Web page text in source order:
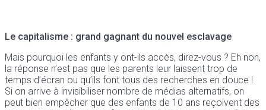
Le capitalisme : grand gagnant du nouvel esclavage
Mais pourquoi les enfants y ont-ils accès, direz-vous ? Eh non,
la réponse n’est pas que les parents leur laissent trop de
temps d’écran ou qu’ils font tous des recherches en douce !
Si on arrive à invisibiliser nombre de médias alternatifs, on
peut bien empêcher que des enfants de 10 ans reçoivent des